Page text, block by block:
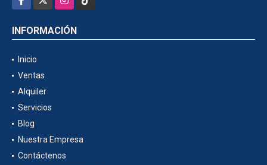
Facebook
X Instagram
TikTok
Inicio
Ventas
Alquiler
Servicios
Blog
Nuestra Empresa